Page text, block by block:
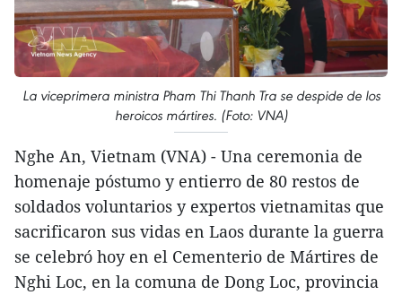
La viceprimera ministra Pham Thi Thanh Tra se despide de los
heroicos mártires. (Foto: VNA)
Nghe An, Vietnam (VNA) - Una ceremonia de
homenaje póstumo y entierro de 80 restos de
soldados voluntarios y expertos vietnamitas que
sacrificaron sus vidas en Laos durante la guerra
se celebró hoy en el Cementerio de Mártires de
Nghi Loc, en la comuna de Dong Loc, provincia